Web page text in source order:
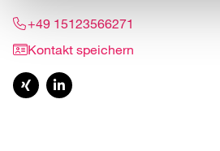
+49 15123566271
Kontakt speichern